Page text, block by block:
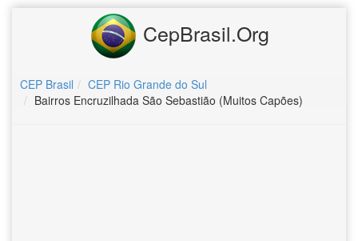
CepBrasil.Org
CEP Brasil
CEP Rio Grande do Sul
Bairros Encruzilhada São Sebastião (Muitos Capões)